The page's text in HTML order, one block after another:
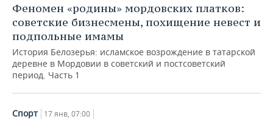
Феномен «родины» мордовских платков:
советские бизнесмены, похищение невест и
подпольные имамы
История Белозерья: исламское возрождение в татарской
деревне в Мордовии в советский и постсоветский
период. Часть 1
Спорт 17 янв, 07:00